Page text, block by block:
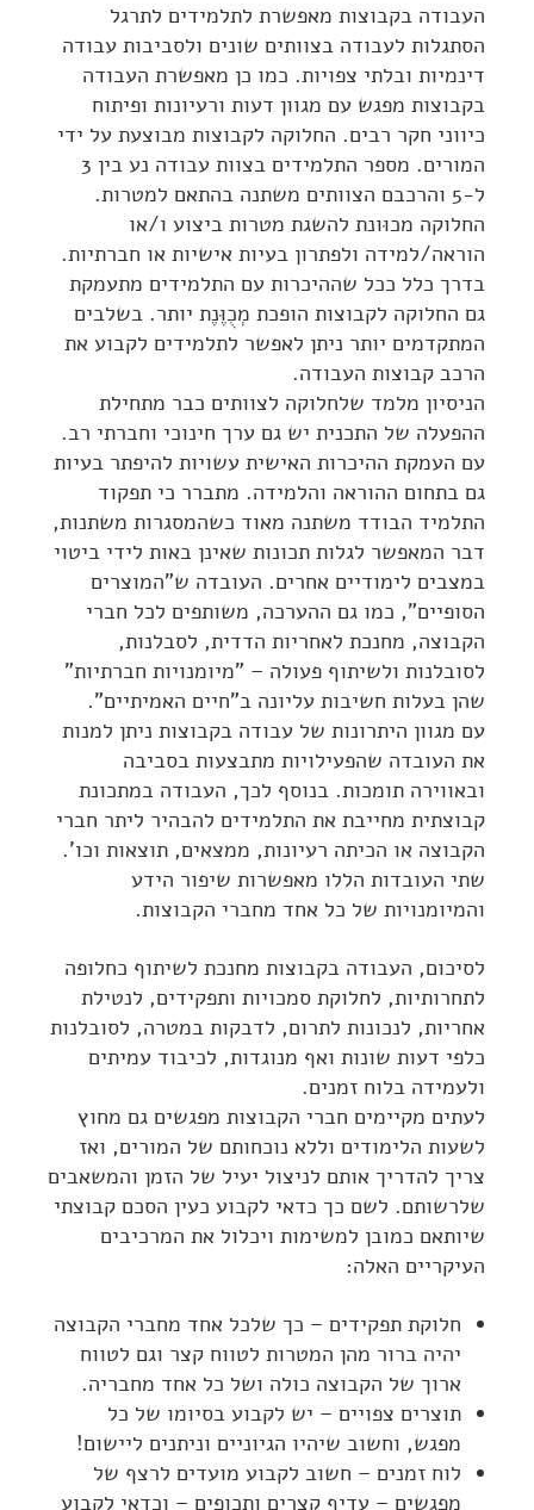
העבודה בקבוצות מאפשרת לתלמידים לתרגל
הסתגלות לעבודה בצוותים שונים ולסביבות עבודה
דינמיות ובלתי צפויות. כמו כן מאפשרת העבודה
בקבוצות מפגש עם מגוון דעות ורעיונות ופיתוח
כיווני חקר רבים. החלוקה לקבוצות מבוצעת על ידי
המורים. מספר התלמידים בצוות עבודה נע בין 3
ל-5 והרכבם הצוותים משתנה בהתאם למטרות.
החלוקה מכוּונת להשגת מטרות ביצוע ו/או
הוראה/למידה ולפתרון בעיות אישיות או חברתיות.
בדרך כלל ככל שההיכרות עם התלמידים מתעמקת
גם החלוקה לקבוצות הופכת מְכֻוֶּנֶת יותר. בשלבים
המתקדמים יותר ניתן לאפשר לתלמידים לקבוע את
הרכב קבוצות העבודה.
הניסיון מלמד שלחלוקה לצוותים כבר מתחילת
ההפעלה של התכנית יש גם ערך חינוכי וחברתי רב.
עם העמקת ההיכרות האישית עשויות להיפתר בעיות
גם בתחום ההוראה והלמידה. מתברר כי תפקוד
התלמיד הבודד משתנה מאוד כשהמסגרות משתנות,
דבר המאפשר לגלות תכונות שאינן באות לידי ביטוי
במצבים לימודיים אחרים. העובדה ש"המוצרים
הסופיים", כמו גם ההערכה, משותפים לכל חברי
הקבוצה, מחנכת לאחריות הדדית, לסבלנות,
לסובלנות ולשיתוף פעולה – "מיומנויות חברתיות"
שהן בעלות חשיבות עליונה ב"חיים האמיתיים".
עם מגוון היתרונות של עבודה בקבוצות ניתן למנות
את העובדה שהפעילויות מתבצעות בסביבה
ובאווירה תומכות. בנוסף לכך, העבודה במתכונת
קבוצתית מחייבת את התלמידים להבהיר ליתר חברי
הקבוצה או הכיתה רעיונות, ממצאים, תוצאות וכו'.
שתי העובדות הללו מאפשרות שיפור הידע
והמיומנויות של כל אחד מחברי הקבוצות.
לסיכום, העבודה בקבוצות מחנכת לשיתוף כחלופה
לתחרותיות, לחלוקת סמכויות ותפקידים, לנטילת
אחריות, לנכונות לתרום, לדבקות במטרה, לסובלנות
כלפי דעות שונות ואף מנוגדות, לכיבוד עמיתים
ולעמידה בלוח זמנים.
לעתים מקיימים חברי הקבוצות מפגשים גם מחוץ
לשעות הלימודים וללא נוכחותם של המורים, ואז
צריך להדריך אותם לניצול יעיל של הזמן והמשאבים
שלרשותם. לשם כך כדאי לקבוע כעין הסכם קבוצתי
שיותאם כמובן למשימות ויכלול את המרכיבים
העיקריים האלה:
חלוקת תפקידים – כך שלכל אחד מחברי הקבוצה
יהיה ברור מהן המטרות לטווח קצר וגם לטווח
ארוך של הקבוצה כולה ושל כל אחד מחבריה.
תוצרים צפויים – יש לקבוע בסיומו של כל
מפגש, וחשוב שיהיו הגיוניים וניתנים ליישום!
לוח זמנים – חשוב לקבוע מועדים לרצף של
מפגשים – עדיף קצרים ותכופים – וכדאי לקבוע